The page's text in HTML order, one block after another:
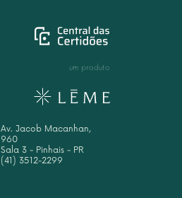
um produto
Av. Jacob Macanhan,
960
Sala 3 - Pinhais - PR
(41) 3512-2299